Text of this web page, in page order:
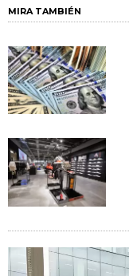
MIRA TAMBIÉN